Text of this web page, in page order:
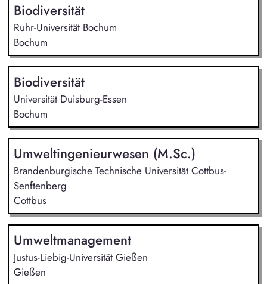
Biodiversität
Ruhr-Universität Bochum
Bochum
Biodiversität
Universität Duisburg-Essen
Bochum
Umweltingenieurwesen (M.Sc.)
Brandenburgische Technische Universität Cottbus-
Senftenberg
Cottbus
Umweltmanagement
Justus-Liebig-Universität Gießen
Gießen